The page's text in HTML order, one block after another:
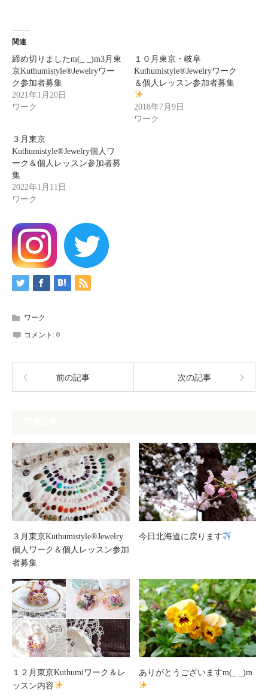
関連
締め切りましたm(_ _)m3月東
京Kuthumistyle®️Jewelryワー
ク参加者募集
2021年1月20日
ワーク
１０月東京・岐阜
Kuthumistyle®Jewelryワーク
＆個人レッスン参加者募集
2018年7月9日
ワーク
３月東京
Kuthumistyle®Jewelry個人ワ
ーク＆個人レッスン参加者募
集
2022年1月11日
ワーク
ワーク
コメント: 0
前の記事 次の記事
３月東京Kuthumistyle®Jewelry
個人ワーク＆個人レッスン参加
者募集
今日北海道に戻ります
１２月東京Kuthumiワーク＆レ
ッスン内容
ありがとうございますm(_ _)m